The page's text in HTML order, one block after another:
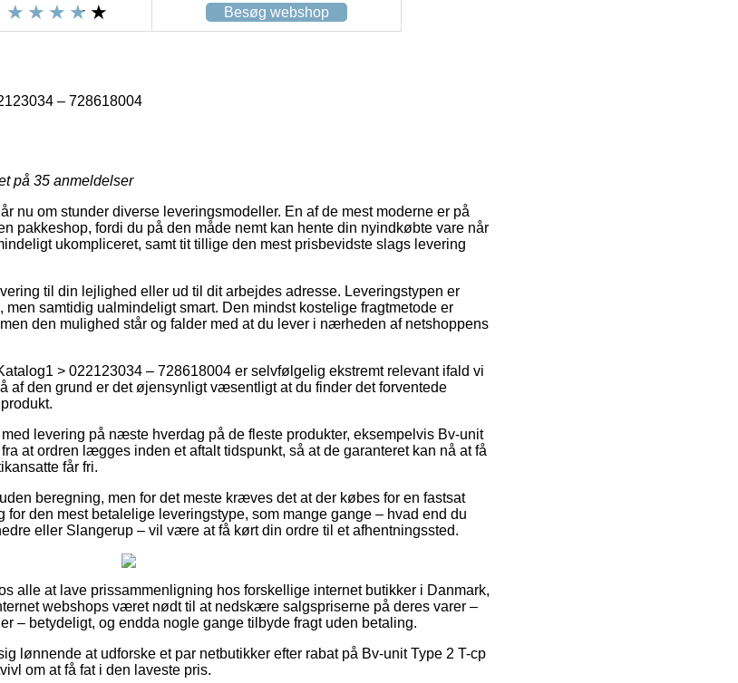
Besøg webshop
– 728618004
på 35 anmeldelser
nu om stunder diverse leveringsmodeller. En af de mest moderne er på
pakkeshop, fordi du på den måde nemt kan hente din nyindkøbte vare når
ukompliceret, samt tit tillige den mest prisbevidste slags levering
til din lejlighed eller ud til dit arbejdes adresse. Leveringstypen er
samtidig ualmindeligt smart. Den mindst kostelige fragtmetode er
den mulighed står og falder med at du lever i nærheden af netshoppens
> 022123034 – 728618004 er selvfølgelig ekstremt relevant ifald vi
af den grund er det øjensynligt væsentligt at du finder det forventede
levering på næste hverdag på de fleste produkter, eksempelvis Bv-unit
at ordren lægges inden et aftalt tidspunkt, så at de garanteret kan nå at få
får fri.
beregning, men for det meste kræves det at der købes for en fastsat
for den mest betalelige leveringstype, som mange gange – hvad end du
eller Slangerup – vil være at få kørt din ordre til et afhentningssted.
alle at lave prissammenligning hos forskellige internet butikker i Danmark,
webshops været nødt til at nedskære salgspriserne på deres varer –
– betydeligt, og endda nogle gange tilbyde fragt uden betaling.
lønnende at udforske et par netbutikker efter rabat på Bv-unit Type 2 T-cp
om at få fat i den laveste pris.